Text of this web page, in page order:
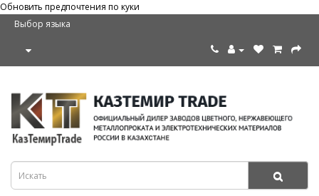
Обновить предпочтения по куки
Выбор языка